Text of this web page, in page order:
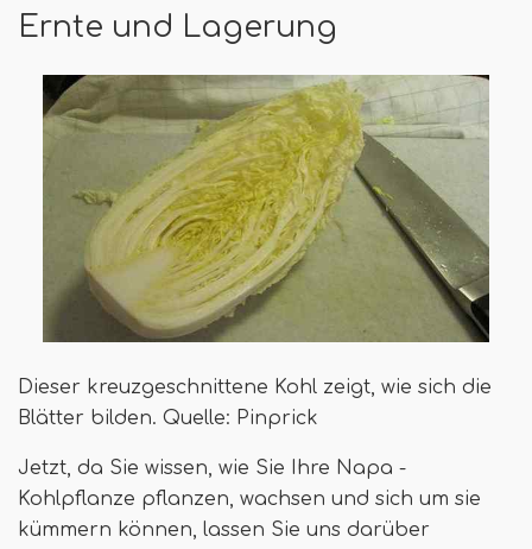
Ernte und Lagerung
Dieser kreuzgeschnittene Kohl zeigt, wie sich die
Blätter bilden. Quelle: Pinprick
Jetzt, da Sie wissen, wie Sie Ihre Napa -
Kohlpflanze pflanzen, wachsen und sich um sie
kümmern können, lassen Sie uns darüber